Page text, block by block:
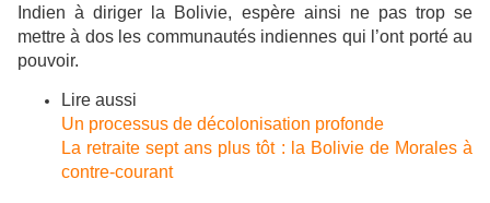
Indien à diriger la Bolivie, espère ainsi ne pas trop se
mettre à dos les communautés indiennes qui l’ont porté au
pouvoir.
Lire aussi
Un processus de décolonisation profonde
La retraite sept ans plus tôt : la Bolivie de Morales à
contre-courant